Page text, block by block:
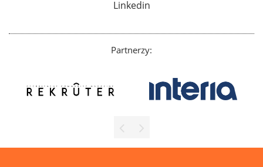
Linkedin
Partnerzy: